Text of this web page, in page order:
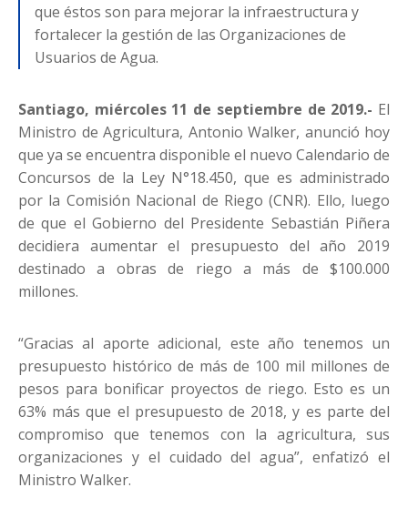
que éstos son para mejorar la infraestructura y
fortalecer la gestión de las Organizaciones de
Usuarios de Agua.
Santiago, miércoles 11 de septiembre de 2019.- El
Ministro de Agricultura, Antonio Walker, anunció hoy
que ya se encuentra disponible el nuevo Calendario de
Concursos de la Ley N°18.450, que es administrado
por la Comisión Nacional de Riego (CNR). Ello, luego
de que el Gobierno del Presidente Sebastián Piñera
decidiera aumentar el presupuesto del año 2019
destinado a obras de riego a más de $100.000
millones.
“Gracias al aporte adicional, este año tenemos un
presupuesto histórico de más de 100 mil millones de
pesos para bonificar proyectos de riego. Esto es un
63% más que el presupuesto de 2018, y es parte del
compromiso que tenemos con la agricultura, sus
organizaciones y el cuidado del agua”, enfatizó el
Ministro Walker.